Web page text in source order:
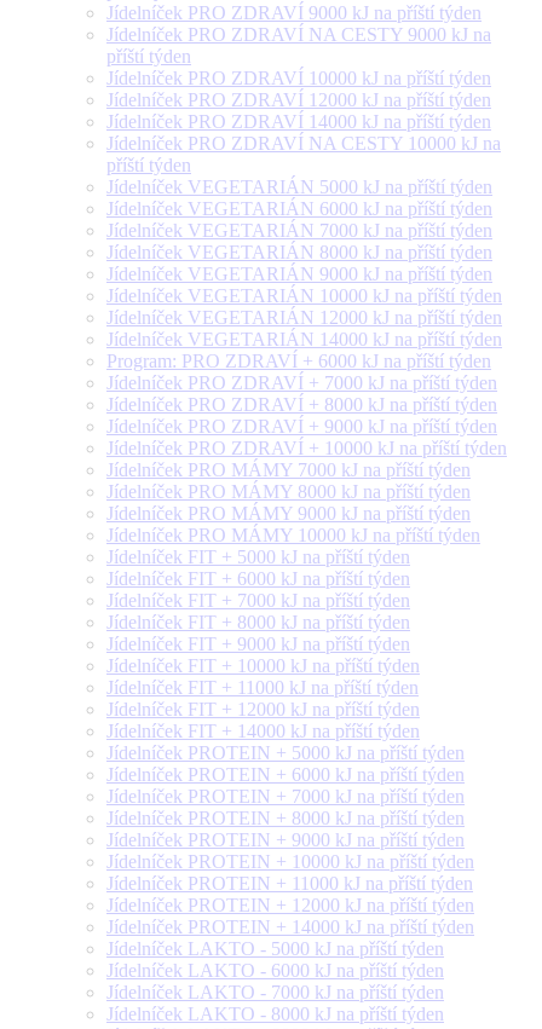
Jídelníček PRO ZDRAVÍ 9000 kJ na příští týden
Jídelníček PRO ZDRAVÍ NA CESTY 9000 kJ na
příští týden
Jídelníček PRO ZDRAVÍ 10000 kJ na příští týden
Jídelníček PRO ZDRAVÍ 12000 kJ na příští týden
Jídelníček PRO ZDRAVÍ 14000 kJ na příští týden
Jídelníček PRO ZDRAVÍ NA CESTY 10000 kJ na
příští týden
Jídelníček VEGETARIÁN 5000 kJ na příští týden
Jídelníček VEGETARIÁN 6000 kJ na příští týden
Jídelníček VEGETARIÁN 7000 kJ na příští týden
Jídelníček VEGETARIÁN 8000 kJ na příští týden
Jídelníček VEGETARIÁN 9000 kJ na příští týden
Jídelníček VEGETARIÁN 10000 kJ na příští týden
Jídelníček VEGETARIÁN 12000 kJ na příští týden
Jídelníček VEGETARIÁN 14000 kJ na příští týden
Program: PRO ZDRAVÍ + 6000 kJ na příští týden
Jídelníček PRO ZDRAVÍ + 7000 kJ na příští týden
Jídelníček PRO ZDRAVÍ + 8000 kJ na příští týden
Jídelníček PRO ZDRAVÍ + 9000 kJ na příští týden
Jídelníček PRO ZDRAVÍ + 10000 kJ na příští týden
Jídelníček PRO MÁMY 7000 kJ na příští týden
Jídelníček PRO MÁMY 8000 kJ na příští týden
Jídelníček PRO MÁMY 9000 kJ na příští týden
Jídelníček PRO MÁMY 10000 kJ na příští týden
Jídelníček FIT + 5000 kJ na příští týden
Jídelníček FIT + 6000 kJ na příští týden
Jídelníček FIT + 7000 kJ na příští týden
Jídelníček FIT + 8000 kJ na příští týden
Jídelníček FIT + 9000 kJ na příští týden
Jídelníček FIT + 10000 kJ na příští týden
Jídelníček FIT + 11000 kJ na příští týden
Jídelníček FIT + 12000 kJ na příští týden
Jídelníček FIT + 14000 kJ na příští týden
Jídelníček PROTEIN + 5000 kJ na příští týden
Jídelníček PROTEIN + 6000 kJ na příští týden
Jídelníček PROTEIN + 7000 kJ na příští týden
Jídelníček PROTEIN + 8000 kJ na příští týden
Jídelníček PROTEIN + 9000 kJ na příští týden
Jídelníček PROTEIN + 10000 kJ na příští týden
Jídelníček PROTEIN + 11000 kJ na příští týden
Jídelníček PROTEIN + 12000 kJ na příští týden
Jídelníček PROTEIN + 14000 kJ na příští týden
Jídelníček LAKTO - 5000 kJ na příští týden
Jídelníček LAKTO - 6000 kJ na příští týden
Jídelníček LAKTO - 7000 kJ na příští týden
Jídelníček LAKTO - 8000 kJ na příští týden